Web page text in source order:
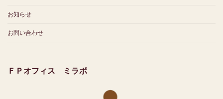
お知らせ
お問い合わせ
ＦＰオフィス ミラボ